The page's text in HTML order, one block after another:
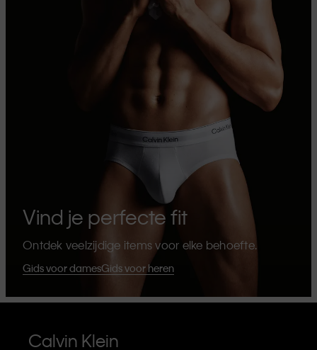
Vind je perfecte fit
Ontdek veelzijdige items voor elke behoefte.
Gids voor damesGids voor heren
Calvin Klein